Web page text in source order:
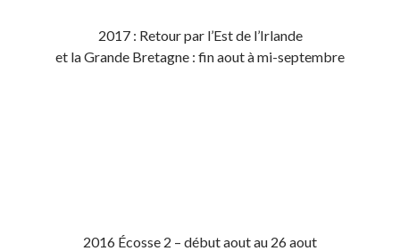
2017 : Retour par l’Est de l’Irlande
et la Grande Bretagne : fin aout à mi-septembre
2016 Écosse 2 – début aout au 26 aout